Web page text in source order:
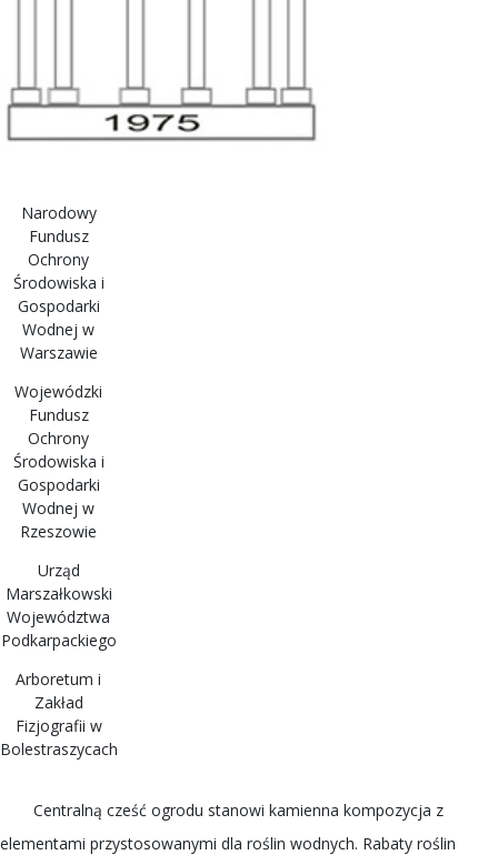
Narodowy
Fundusz
Ochrony
Środowiska i
Gospodarki
Wodnej w
Warszawie
Wojewódzki
Fundusz
Ochrony
Środowiska i
Gospodarki
Wodnej w
Rzeszowie
Urząd
Marszałkowski
Województwa
Podkarpackiego
Arboretum i
Zakład
Fizjografii w
Bolestraszycach
Centralną cześć ogrodu stanowi kamienna kompozycja z
elementami przystosowanymi dla roślin wodnych. Rabaty roślin